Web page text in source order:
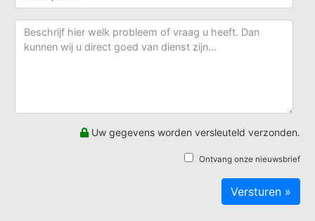
Uw gegevens worden versleuteld verzonden.
Ontvang onze nieuwsbrief